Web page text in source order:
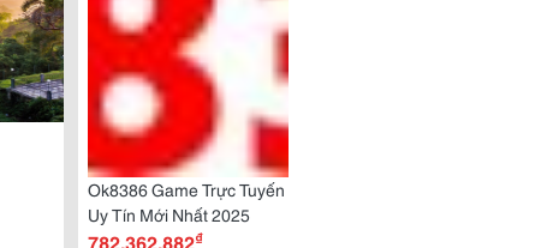
Ok8386 Game Trực Tuyến
Uy Tín Mới Nhất 2025
782.362.882₫